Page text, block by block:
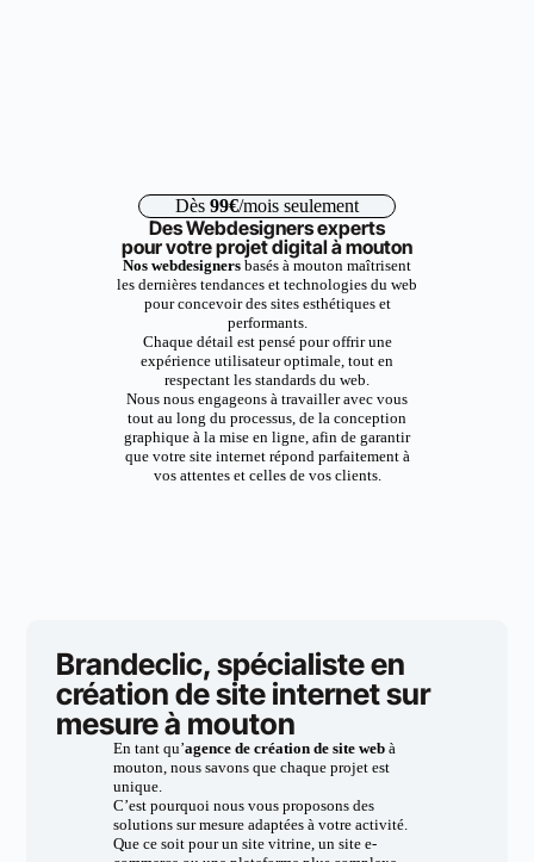
Dès 99€/mois seulement
Des Webdesigners experts
pour votre projet digital à mouton
Nos webdesigners basés à mouton maîtrisent
les dernières tendances et technologies du web
pour concevoir des sites esthétiques et
performants.
Chaque détail est pensé pour offrir une
expérience utilisateur optimale, tout en
respectant les standards du web.
Nous nous engageons à travailler avec vous
tout au long du processus, de la conception
graphique à la mise en ligne, afin de garantir
que votre site internet répond parfaitement à
vos attentes et celles de vos clients.
Brandeclic, spécialiste en
création de site internet sur
mesure à mouton
En tant qu’agence de création de site webà
mouton, nous savons que chaque projet est
unique.
C’est pourquoi nous vous proposons des
solutions sur mesure adaptées à votre activité.
Que ce soit pour un site vitrine, un site e-